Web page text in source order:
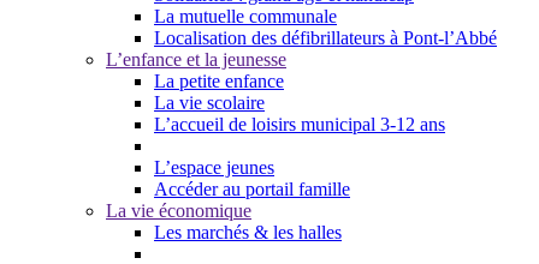
La mutuelle communale
Localisation des défibrillateurs à Pont-l’Abbé
L’enfance et la jeunesse
La petite enfance
La vie scolaire
L’accueil de loisirs municipal 3-12 ans
L’espace jeunes
Accéder au portail famille
La vie économique
Les marchés & les halles